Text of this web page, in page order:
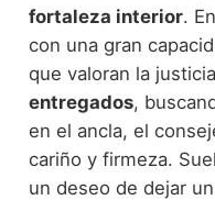
fortaleza interior.
con una gran
que valoran la
entregados,
en el ancla, el
cariño y firmeza.
un deseo de dejar